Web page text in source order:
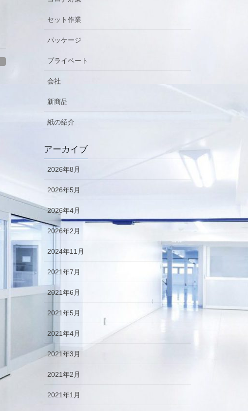
セット作業
パッケージ
プライベート
会社
新商品
紙の紹介
アーカイブ
2026年8月
2026年5月
2026年4月
2026年2月
2024年11月
2021年7月
2021年6月
2021年5月
2021年4月
2021年3月
2021年2月
2021年1月